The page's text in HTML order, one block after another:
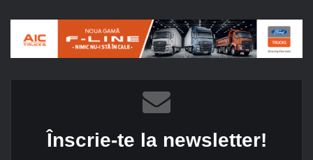
Înscrie-te la newsletter!